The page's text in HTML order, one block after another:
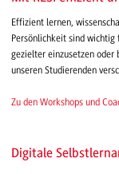
Effizient lernen,
Persönlichkeit sind wichtig
gezielter einzusetzen oder
unseren Studierenden
Zu den Workshops und
Digitale